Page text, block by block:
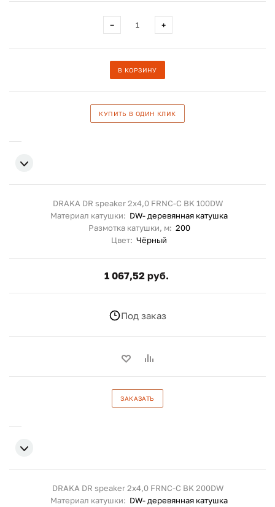
− +
В КОРЗИНУ
КУПИТЬ В ОДИН КЛИК
DRAKA DR speaker 2x4,0 FRNC-C BK 100DW
Материал катушки: DW- деревянная катушка
Размотка катушки, м: 200
Цвет: Чёрный
1 067,52 руб.
Под заказ
ЗАКАЗАТЬ
DRAKA DR speaker 2x4,0 FRNC-C BK 200DW
Материал катушки: DW- деревянная катушка